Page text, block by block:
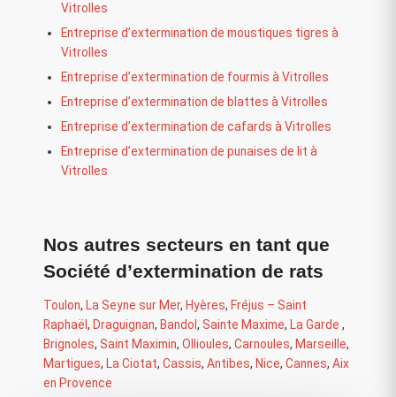
Vitrolles
Entreprise d’extermination de moustiques tigres à
Vitrolles
Entreprise d’extermination de fourmis à Vitrolles
Entreprise d’extermination de blattes à Vitrolles
Entreprise d’extermination de cafards à Vitrolles
Entreprise d’extermination de punaises de lit à
Vitrolles
Nos autres secteurs en tant que
Société d’extermination de rats
Toulon, La Seyne sur Mer, Hyères, Fréjus – Saint
Raphaël , Draguignan, Bandol , Sainte Maxime, La Garde ,
Brignoles, Saint Maximin, Ollioules, Carnoules, Marseille,
Martigues, La Ciotat, Cassis, Antibes, Nice, Cannes, Aix
en Provence